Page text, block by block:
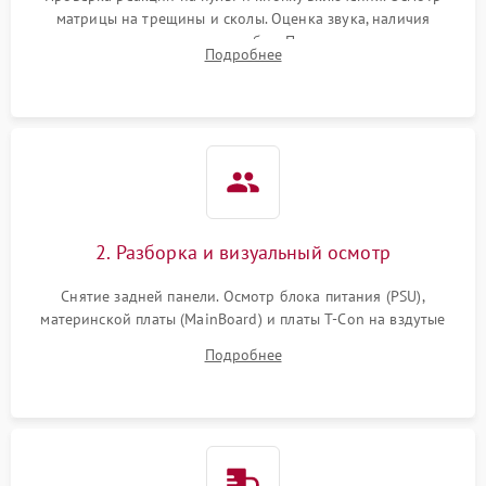
матрицы на трещины и сколы. Оценка звука, наличия
подсветки и индикаторов ошибок. Подключение тестовых
источников сигнала для выявления симптомов поломки.
Подробнее
2. Разборка и визуальный осмотр
Снятие задней панели. Осмотр блока питания (PSU),
материнской платы (MainBoard) и платы T-Con на вздутые
Проверка надежности фиксации и целостности шлейфов.
Подробнее